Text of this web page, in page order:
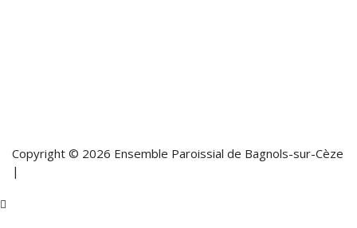
Copyright © 2026 Ensemble Paroissial de Bagnols-sur-Cèze
|